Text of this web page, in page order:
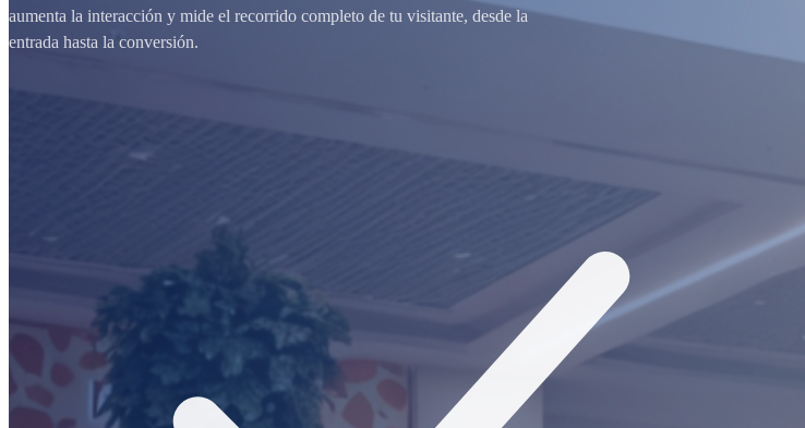
aumenta la interacción y mide el recorrido completo de tu visitante, desde la
entrada hasta la conversión.